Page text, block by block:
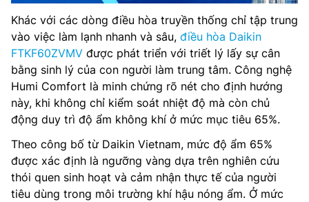
Khác với các dòng điều hòa truyền thống chỉ tập trung
vào việc làm lạnh nhanh và sâu, điều hòa Daikin
FTKF60ZVMV được phát triển với triết lý lấy sự cân
bằng sinh lý của con người làm trung tâm. Công nghệ
Humi Comfort là minh chứng rõ nét cho định hướng
này, khi không chỉ kiểm soát nhiệt độ mà còn chủ
động duy trì độ ẩm không khí ở mức mục tiêu 65%.
Theo công bố từ Daikin Vietnam, mức độ ẩm 65%
được xác định là ngưỡng vàng dựa trên nghiên cứu
thói quen sinh hoạt và cảm nhận thực tế của người
tiêu dùng trong môi trường khí hậu nóng ẩm. Ở mức